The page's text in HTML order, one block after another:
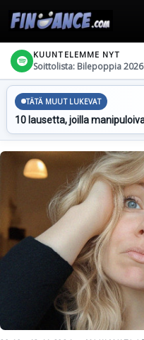
KUUNTELEMME NYT
Soittolista: Bilepoppia
TÄTÄ MUUT LUKEVAT
10 lausetta, joilla